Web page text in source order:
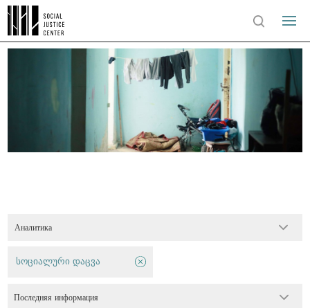
Аналитика
სოციალური დაცვა
Последняя информация